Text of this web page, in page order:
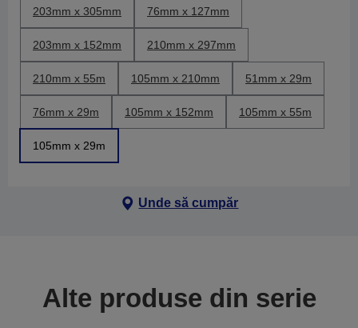
203mm x 305mm 76mm x 127mm
203mm x 152mm 210mm x 297mm
210mm x 55m 105mm x 210mm 51mm x 29m
76mm x 29m 105mm x 152mm 105mm x 55m
105mm x 29m
Unde să cumpăr
Alte produse din serie